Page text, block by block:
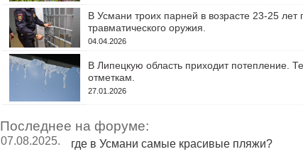
В Усмани троих парней в возрасте 23-25 лет
травматического оружия.
04.04.2026
В Липецкую область приходит потепление.
отметкам.
27.01.2026
Последнее на форуме:
07.08.2025.
где в Усмани самые красивые пляжи?